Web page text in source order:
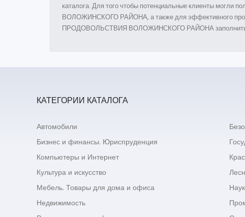
каталога. Для того чтобы потенциальные клиенты
ВОЛОЖИНСКОГО РАЙОНА, а также для эффективного
ПРОДОВОЛЬСТВИЯ ВОЛОЖИНСКОГО РАЙОНА заполнить
КАТЕГОРИИ КАТАЛОГА
Автомобили
Бизнес и финансы. Юриспруденция
Компьютеры и Интернет
Культура и искусство
Мебель. Товары для дома и офиса
Недвижимость